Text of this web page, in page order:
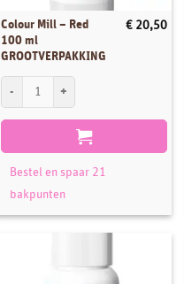
Colour Mill – Red
100 ml
GROOTVERPAKKING
€20,50
Bestel en spaar 21
bakpunten